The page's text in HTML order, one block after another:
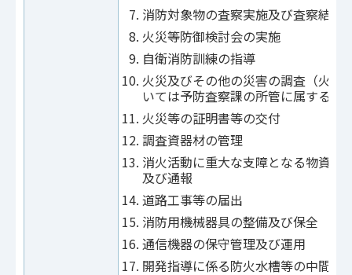
消防対象物の査察実施及び査察結果
火災等防御検討会の実施
自衛消防訓練の指導
火災及びその他の災害の調査（火災
いては予防査察課の所管に属するも
火災等の証明書等の交付
調査資器材の管理
消火活動に重大な支障となる物資等
及び通報
道路工事等の届出
消防用機械器具の整備及び保全
通信機器の保守管理及び運用
開発指導に係る防火水槽等の中間検